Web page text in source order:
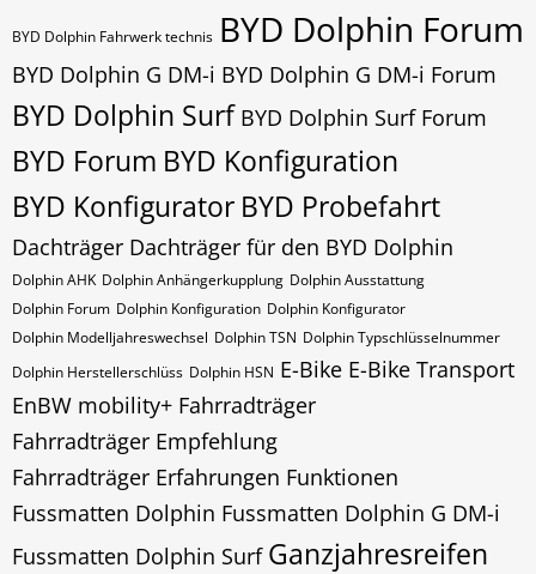
BYD Dolphin Fahrwerk technis BYD Dolphin Forum
BYD Dolphin G DM-i BYD Dolphin G DM-i Forum
BYD Dolphin Surf BYD Dolphin Surf Forum
BYD Forum BYD Konfiguration
BYD Konfigurator BYD Probefahrt
Dachträger Dachträger für den BYD Dolphin
Dolphin AHK Dolphin Anhängerkupplung Dolphin Ausstattung
Dolphin Forum Dolphin Konfiguration Dolphin Konfigurator
Dolphin Modelljahreswechsel Dolphin​​​​ TSN Dolphin​​​​ Typschlüsselnummer
Dolphin​​​​​ Herstellerschlüss Dolphin​​​​​ HSN E-Bike E-Bike Transport
EnBW mobility+ Fahrradträger
Fahrradträger Empfehlung
Fahrradträger Erfahrungen Funktionen
Fussmatten Dolphin Fussmatten Dolphin G DM-i
Fussmatten Dolphin Surf Ganzjahresreifen